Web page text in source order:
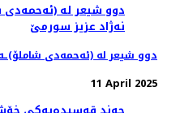
دوو شیعر له‌ (ئه‌حمه‌دی
11 April 2025